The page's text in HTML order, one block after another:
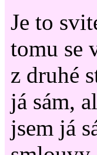
Je to
tomu se
z druhé
já sám,
jsem já